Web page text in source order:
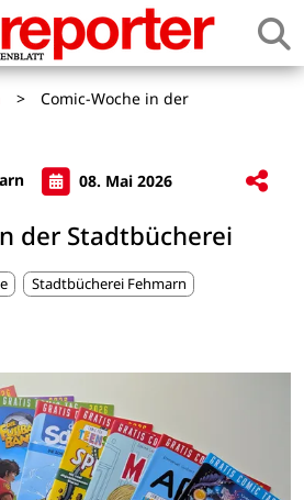
>
Comic-Woche in der
08. Mai 2026
der Stadtbücherei
Stadtbücherei Fehmarn